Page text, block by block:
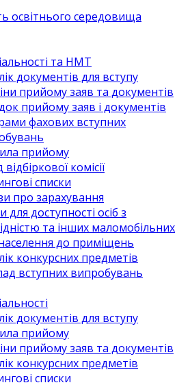
освітнього середовища
та НМТ
документів для вступу
прийому заяв та документів
прийому заяв і документів
фахових вступних
прийому
комісії
списки
про зарахування
для доступності осіб з
та інших маломобільних
до приміщень
конкурсних предметів
вступних випробувань
документів для вступу
прийому
прийому заяв та документів
конкурсних предметів
списки